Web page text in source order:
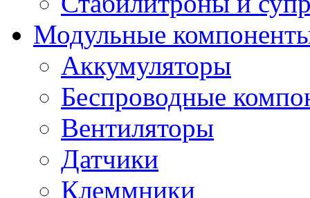
Модульные
Аккумуляторы
Беспроводные
Вентиляторы
Датчики
Клеммники